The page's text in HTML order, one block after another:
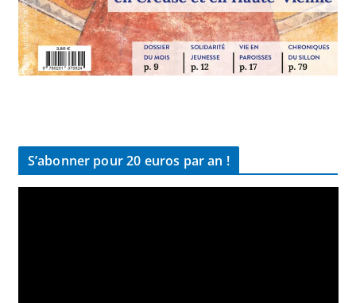
S’abonner pour 20 euros par an !